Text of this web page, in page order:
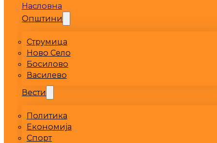
Насловна
Општини
Струмица
Ново Село
Босилово
Василево
Вести
Политика
Економија
Спорт